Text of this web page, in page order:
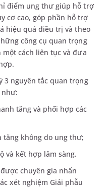
điểm ung thư giúp hỗ trợ
cơ cao, góp phần hỗ trợ
hiệu quả điều trị và theo
công cụ quan trọng
cách liên tục và đưa
3 nguyên tắc quan trọng
tăng và phối hợp các
tăng không do ung thư;
và kết hợp lâm sàng.
chuyên gia nhấn
xét nghiệm Giải phẫu